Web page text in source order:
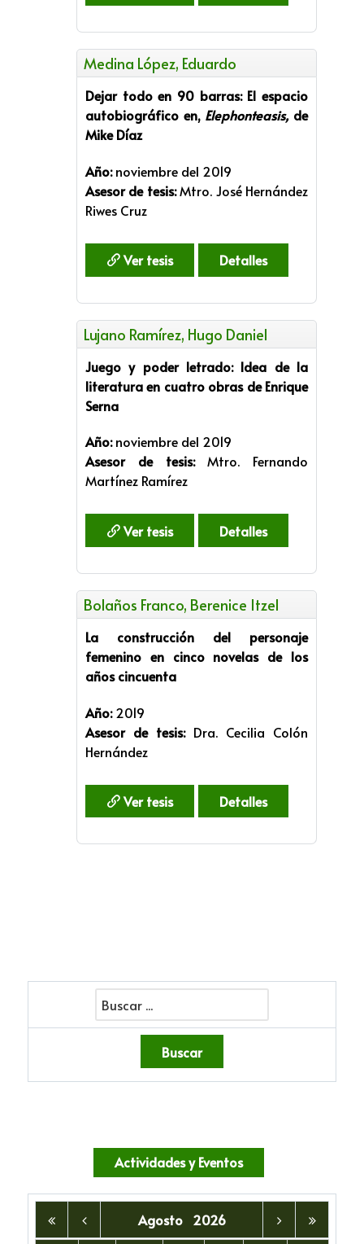
Medina López, Eduardo
Dejar todo en 90 barras: El espacio
autobiográfico en, Elephonteasis,de
Mike Díaz
Año:noviembre del 2019
Asesor de tesis:Mtro. José Hernández
Riwes Cruz
Ver tesis Detalles
Lujano Ramírez, Hugo Daniel
Juego y poder letrado: Idea de la
literatura en cuatro obras de Enrique
Serna
Año:noviembre del 2019
Asesor de tesis:Mtro. Fernando
Martínez Ramírez
Ver tesis Detalles
Bolaños Franco, Berenice Itzel
La construcción del personaje
femenino en cinco novelas de los
años cincuenta
Año:2019
Asesor de tesis:Dra. Cecilia Colón
Hernández
Ver tesis Detalles
Actividades y Eventos
Agosto 2026